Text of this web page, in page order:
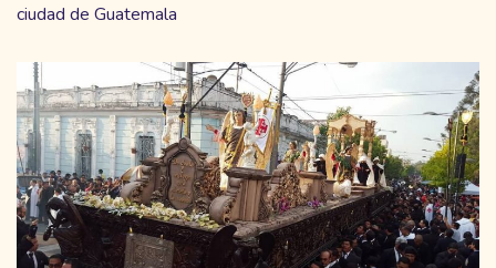
ciudad de Guatemala